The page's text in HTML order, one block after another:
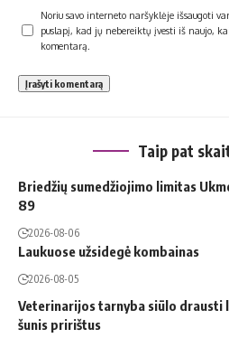
Noriu savo interneto naršyklėje išsaugoti
puslapį, kad jų nebereiktų įvesti iš naujo,
komentarą.
Taip pat
Briedžių sumedžiojimo limitas
89
2026-08-06
Laukuose užsidegė kombainas
2026-08-05
Veterinarijos tarnyba siūlo drausti
šunis pririštus